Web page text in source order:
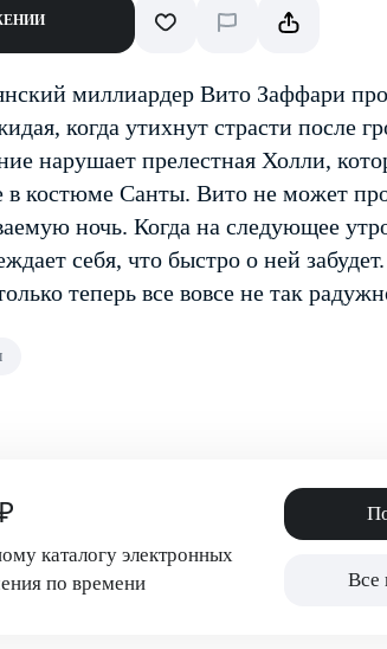
миллиардер Вито Заффари
когда утихнут страсти после
нарушает прелестная Холли,
в костюме Санты. Вито не может
ночь. Когда на следующее
себя, что быстро о ней
теперь все вовсе не так
каталогу электронных
по времени
Все